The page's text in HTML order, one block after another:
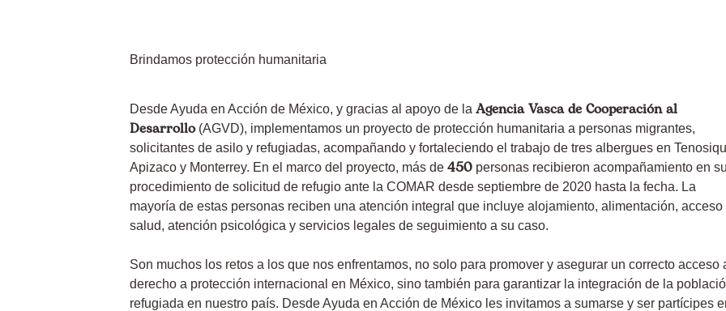
Brindamos protección humanitaria
Desde Ayuda en Acción de México, y gracias al apoyo de la Agencia Vasca de Cooperación al
Desarrollo(AGVD), implementamos un proyecto de protección humanitaria a personas migrantes,
solicitantes de asilo y refugiadas, acompañando y fortaleciendo el trabajo de tres albergues en
Apizaco y Monterrey. En el marco del proyecto, más de 450 personas recibieron acompañamiento en su
procedimiento de solicitud de refugio ante la COMAR desde septiembre de 2020 hasta la fecha. La
mayoría de estas personas reciben una atención integral que incluye alojamiento, alimentación, acceso
salud, atención psicológica y servicios legales de seguimiento a su caso.
Son muchos los retos a los que nos enfrentamos, no solo para promover y asegurar un correcto acceso
derecho a protección internacional en México, sino también para garantizar la integración de la
refugiada en nuestro país. Desde Ayuda en Acción de México les invitamos a sumarse y ser partícipes